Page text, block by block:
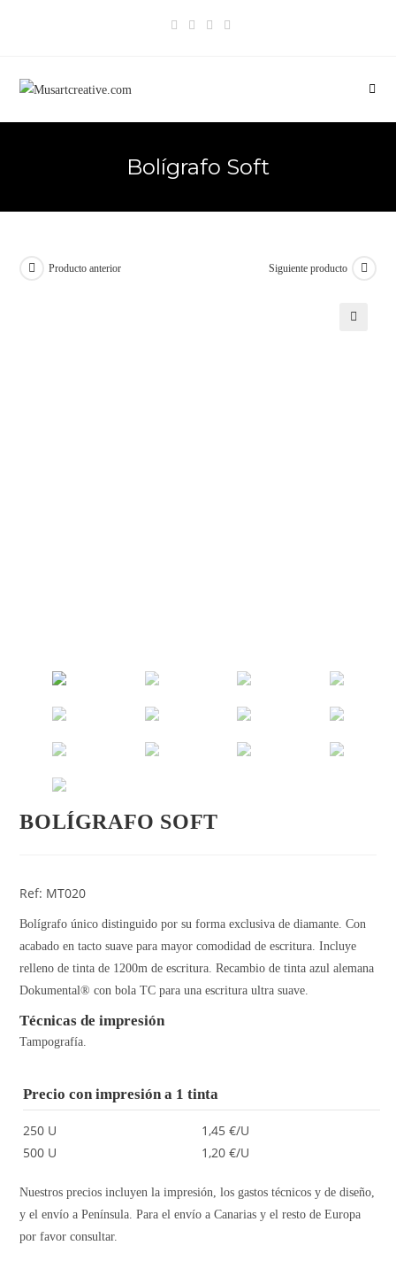
Bolígrafo Soft
Producto anterior Siguiente producto
BOLÍGRAFO SOFT
Ref: MT020
Bolígrafo único distinguido por su forma exclusiva de diamante. Con
acabado en tacto suave para mayor comodidad de escritura. Incluye
relleno de tinta de 1200m de escritura. Recambio de tinta azul alemana
Dokumental® con bola TC para una escritura ultra suave.
Técnicas de impresión
Tampografía.
Precio con impresión a 1 tinta
250 U
500 U
1,45 €/U
1,20 €/U
Nuestros precios incluyen la impresión, los gastos técnicos y de diseño,
y el envío a Península. Para el envío a Canarias y el resto de Europa
por favor consultar.